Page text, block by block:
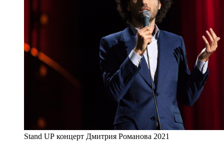
Stand UP концерт Дмитрия Романова 2021